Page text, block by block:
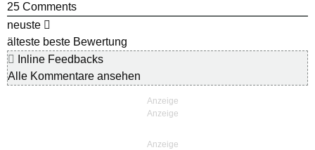
25 Comments
neuste
älteste beste Bewertung
Inline Feedbacks
Alle Kommentare ansehen
Anzeige